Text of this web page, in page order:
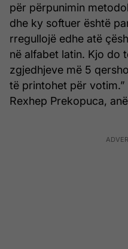
për përpunimin
dhe ky softuer është
rregullojë edhe atë
në alfabet latin. Kjo do
zgjedhjeve më 5
të printohet për votim.”
Rexhep Prekopuca,